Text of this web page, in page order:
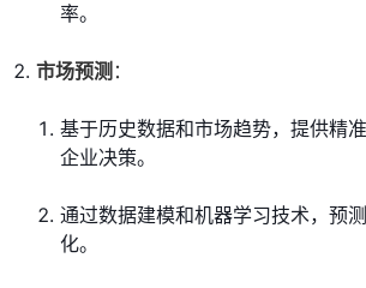
率。
市场预测 ：
基于历史数据和市场趋势，提供精
企业决策。
通过数据建模和机器学习技术，预
化。